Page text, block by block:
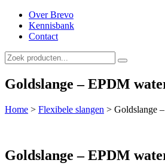
Over Brevo
Kennisbank
Contact
Goldslange – EPDM
Home > Flexibele slangen > Goldslange
Goldslange – EPDM